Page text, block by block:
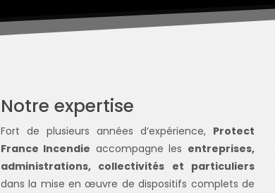
Notre expertise
Fort de plusieurs années d’expérience, Protect
France Incendie accompagne les entreprises,
administrations, collectivités et particuliers
dans la mise en œuvre de dispositifs complets de